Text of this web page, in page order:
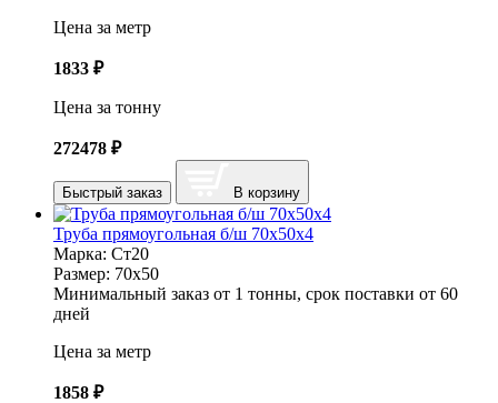
Цена за метр
1833 ₽
Цена за тонну
272478 ₽
Быстрый заказ В корзину
Труба прямоугольная б/ш 70х50х4
Марка: Ст20
Размер: 70х50
Минимальный заказ от 1 тонны, срок поставки от 60
дней
Цена за метр
1858 ₽